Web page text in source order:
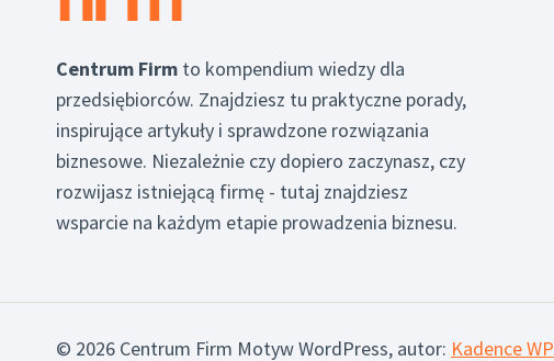
Centrum Firm to kompendium wiedzy dla
przedsiębiorców. Znajdziesz tu praktyczne porady,
inspirujące artykuły i sprawdzone rozwiązania
biznesowe. Niezależnie czy dopiero zaczynasz, czy
rozwijasz istniejącą firmę - tutaj znajdziesz
wsparcie na każdym etapie prowadzenia biznesu.
© 2026 Centrum Firm Motyw WordPress, autor: Kadence WP